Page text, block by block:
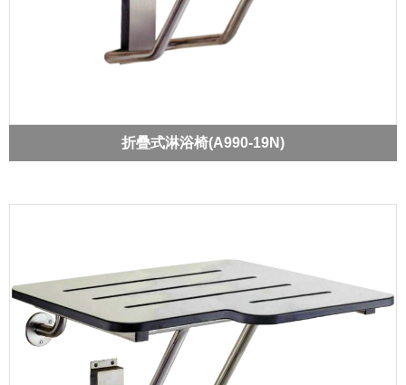
折疊式淋浴椅(A990-19N)